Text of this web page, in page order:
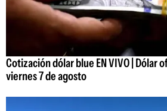
Cotización dólar blue EN VIVO | Dólar
viernes 7 de agosto